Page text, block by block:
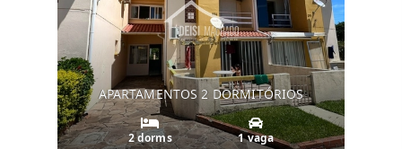
APARTAMENTOS 2 DORMITÓRIOS
2 dorms 1 vaga